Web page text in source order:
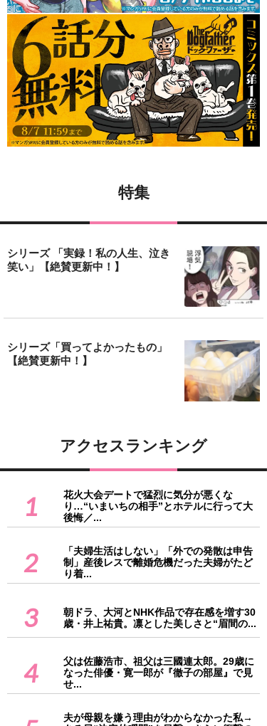
特集
シリーズ 「実録！私の人生、泣き
笑い」【絶賛更新中！】
シリーズ「買ってよかったもの」
【絶賛更新中！】
アクセスランキング
1
花火大会デートで猛烈に気分が悪くな
り…“いまいちの相手”とホテルに行って大
後悔／...
2
「夫婦生活はしない」「外での発散は申告
制」産後レスで離婚危機だった夫婦がたど
り着...
3
朝ドラ、大河とNHK作品で存在感を増す30
歳・井上祐貴。凛とした美しさと“眉間の...
4
父は佐藤浩市、祖父は三國連太郎。29歳に
なった俳優・寛一郎が『徹子の部屋』で見
せ...
夫が母親を嫌う理由がわからなかった私→